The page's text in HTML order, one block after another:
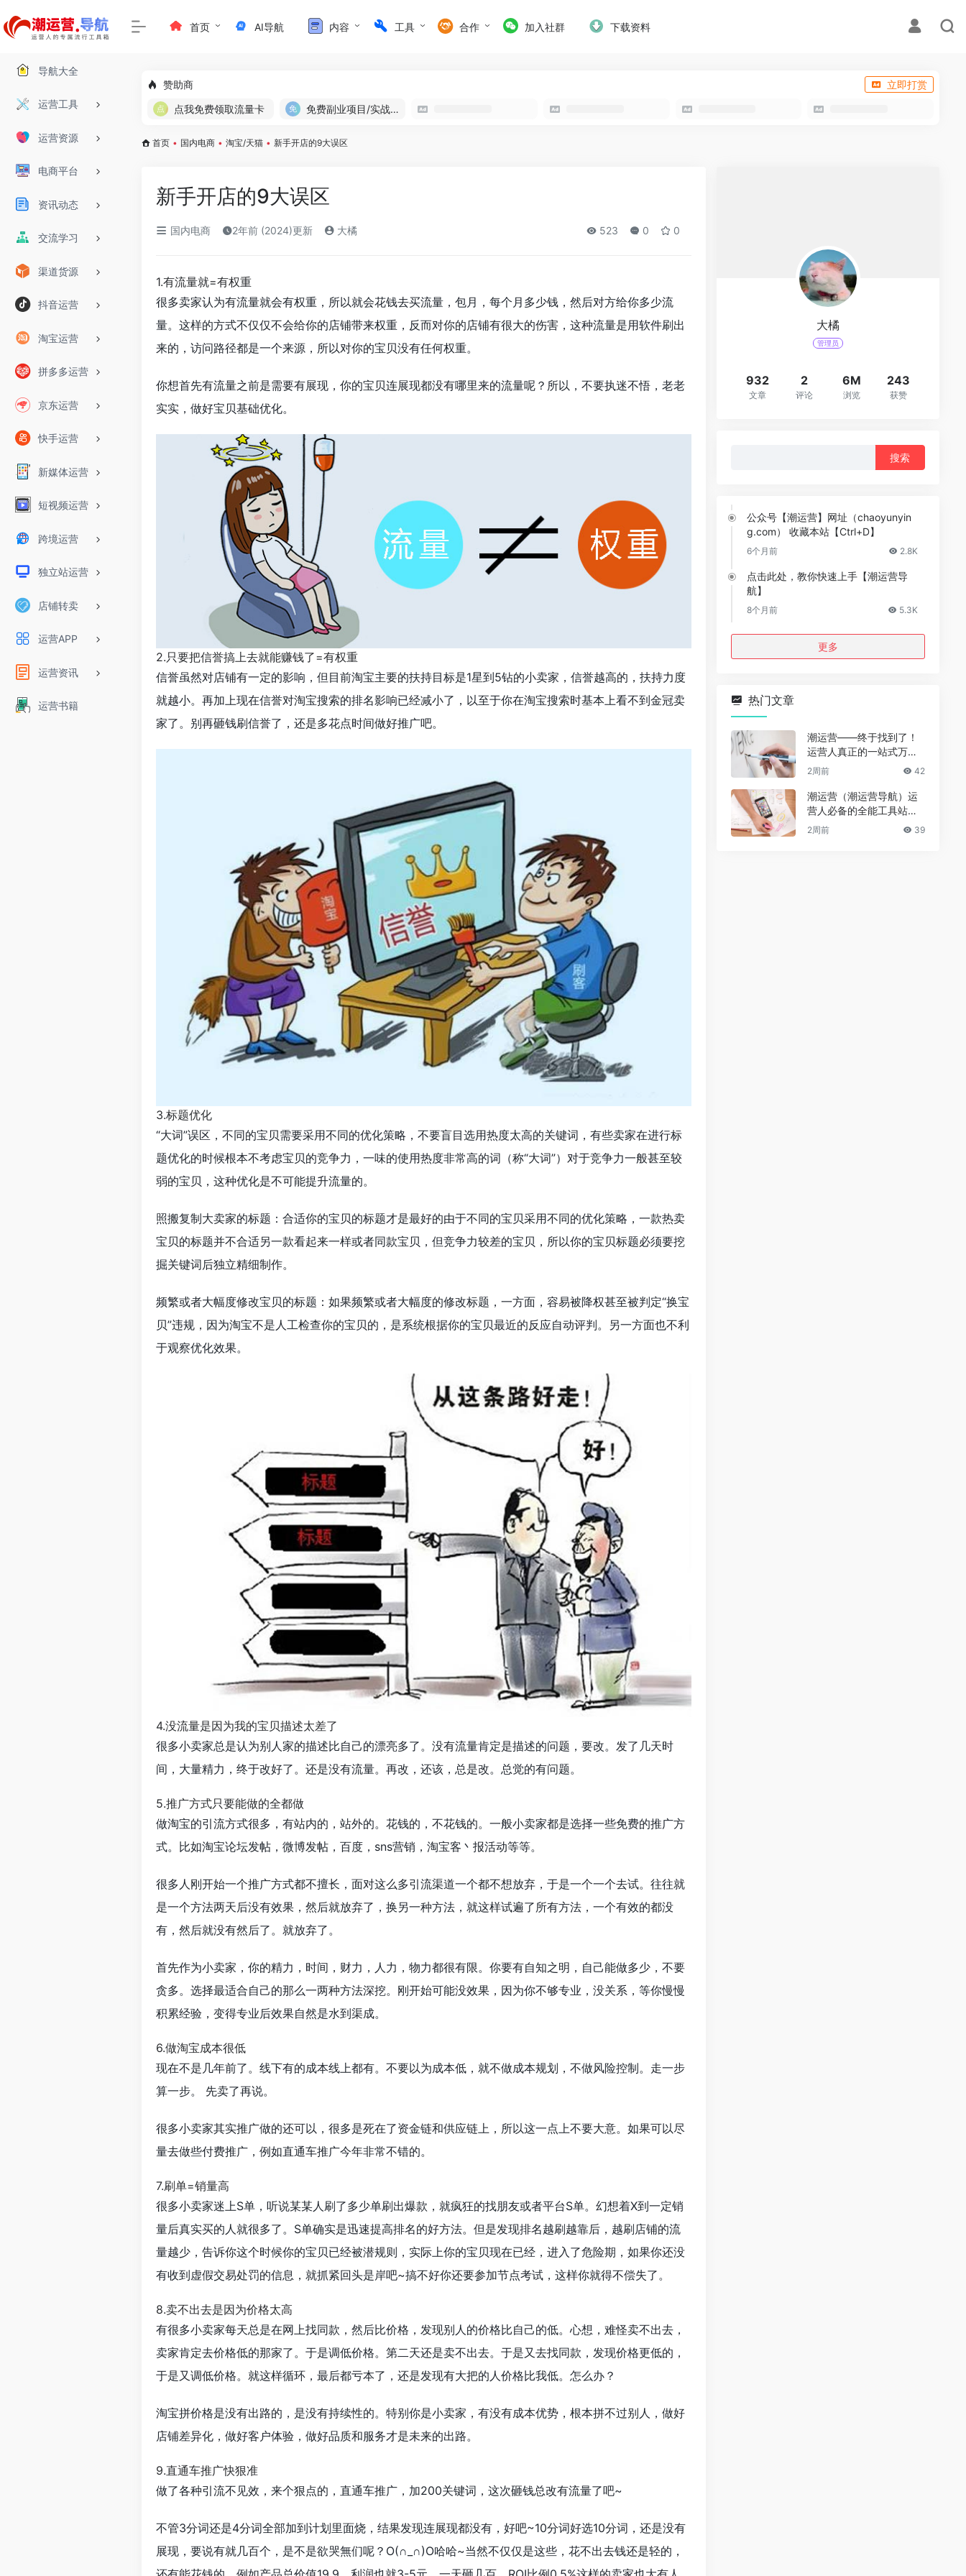
导航大全
运营工具
运营资源
电商平台
资讯动态
交流学习
渠道货源
抖音运营
淘宝运营
拼多多运营
京东运营
快手运营
新媒体运营
短视频运营
跨境运营
独立站运营
店铺转卖
运营APP
运营资讯
运营书籍
首页 AI导航 内容 工具 合作 加入社群 下载资料
赞助商
立即打赏
点我免费领取流量卡
免费副业项目/实战推荐
首页 • 国内电商 • 淘宝/天猫 • 新手开店的9大误区
新手开店的9大误区
国内电商 2年前 (2024)更新 大橘 523 0 0
1.有流量就=有权重
很多卖家认为有流量就会有权重，所以就会花钱去买流量，包月，每个月多少钱，然后对方给你多少流
量。这样的方式不仅仅不会给你的店铺带来权重，反而对你的店铺有很大的伤害，这种流量是用软件刷出
来的，访问路径都是一个来源，所以对你的宝贝没有任何权重。
你想首先有流量之前是需要有展现，你的宝贝连展现都没有哪里来的流量呢？所以，不要执迷不悟，老老
实实，做好宝贝基础优化。
2.只要把信誉搞上去就能赚钱了=有权重
信誉虽然对店铺有一定的影响，但目前淘宝主要的扶持目标是1星到5钻的小卖家，信誉越高的，扶持力度
就越小。再加上现在信誉对淘宝搜索的排名影响已经减小了，以至于你在淘宝搜索时基本上看不到金冠卖
家了。别再砸钱刷信誉了，还是多花点时间做好推广吧。
3.标题优化
“大词”误区，不同的宝贝需要采用不同的优化策略，不要盲目选用热度太高的关键词，有些卖家在进行标
题优化的时候根本不考虑宝贝的竞争力，一味的使用热度非常高的词（称“大词”）对于竞争力一般甚至较
弱的宝贝，这种优化是不可能提升流量的。
照搬复制大卖家的标题：合适你的宝贝的标题才是最好的由于不同的宝贝采用不同的优化策略，一款热卖
宝贝的标题并不合适另一款看起来一样或者同款宝贝，但竞争力较差的宝贝，所以你的宝贝标题必须要挖
掘关键词后独立精细制作。
频繁或者大幅度修改宝贝的标题：如果频繁或者大幅度的修改标题，一方面，容易被降权甚至被判定“换宝
贝”违规，因为淘宝不是人工检查你的宝贝的，是系统根据你的宝贝最近的反应自动评判。另一方面也不利
于观察优化效果。
4.没流量是因为我的宝贝描述太差了
很多小卖家总是认为别人家的描述比自己的漂亮多了。没有流量肯定是描述的问题，要改。发了几天时
间，大量精力，终于改好了。还是没有流量。再改，还该，总是改。总觉的有问题。
5.推广方式只要能做的全都做
做淘宝的引流方式很多，有站内的，站外的。花钱的，不花钱的。一般小卖家都是选择一些免费的推广方
式。比如淘宝论坛发帖，微博发帖，百度，sns营销，淘宝客丶报活动等等。
很多人刚开始一个推广方式都不擅长，面对这么多引流渠道一个都不想放弃，于是一个一个去试。往往就
是一个方法两天后没有效果，然后就放弃了，换另一种方法，就这样试遍了所有方法，一个有效的都没
有，然后就没有然后了。就放弃了。
首先作为小卖家，你的精力，时间，财力，人力，物力都很有限。你要有自知之明，自己能做多少，不要
贪多。选择最适合自己的那么一两种方法深挖。刚开始可能没效果，因为你不够专业，没关系，等你慢慢
积累经验，变得专业后效果自然是水到渠成。
6.做淘宝成本很低
现在不是几年前了。线下有的成本线上都有。不要以为成本低，就不做成本规划，不做风险控制。走一步
算一步。 先卖了再说。
很多小卖家其实推广做的还可以，很多是死在了资金链和供应链上，所以这一点上不要大意。如果可以尽
量去做些付费推广，例如直通车推广今年非常不错的。
7.刷单=销量高
很多小卖家迷上S单，听说某某人刷了多少单刷出爆款，就疯狂的找朋友或者平台S单。幻想着X到一定销
量后真实买的人就很多了。S单确实是迅速提高排名的好方法。但是发现排名越刷越靠后，越刷店铺的流
量越少，告诉你这个时候你的宝贝已经被潜规则，实际上你的宝贝现在已经，进入了危险期，如果你还没
有收到虚假交易处罚的信息，就抓紧回头是岸吧~搞不好你还要参加节点考试，这样你就得不偿失了。
8.卖不出去是因为价格太高
有很多小卖家每天总是在网上找同款，然后比价格，发现别人的价格比自己的低。心想，难怪卖不出去，
卖家肯定去价格低的那家了。于是调低价格。第二天还是卖不出去。于是又去找同款，发现价格更低的，
于是又调低价格。就这样循环，最后都亏本了，还是发现有大把的人价格比我低。怎么办？
淘宝拼价格是没有出路的，是没有持续性的。特别你是小卖家，有没有成本优势，根本拼不过别人，做好
店铺差异化，做好客户体验，做好品质和服务才是未来的出路。
9.直通车推广快狠准
做了各种引流不见效，来个狠点的，直通车推广，加200关键词，这次砸钱总改有流量了吧~
不管3分词还是4分词全部加到计划里面烧，结果发现连展现都没有，好吧~10分词好选10分词，还是没有
展现，要说有就几百个，是不是欲哭無们呢？O(∩_∩)O哈哈~当然不仅仅是这些，花不出去钱还是轻的，
大橘
管理员
932
文章
2
评论
6M
浏览
243
获赞
公众号【潮运营】网址（chaoyunyin
g.com） 收藏本站【Ctrl+D】
6个月前 2.8K
点击此处，教你快速上手【潮运营导
航】
8个月前 5.3K
更多
热门文章
潮运营——终于找到了！
运营人真正的一站式万能
资源导航（免费、无广
2周前 42
潮运营（潮运营导航）运
营人必备的全能工具站｜
完整功能详解
2周前 39